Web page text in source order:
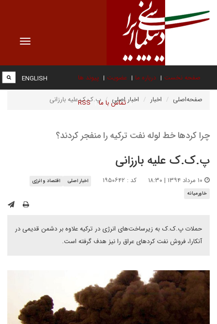
Toggle
صفحه نخست درباره ما عضویت پیوند ها
تماس با ما RSS
ENGLISH
صفحه‌اصلی اخبار اخبار اصلی پ.ک.ک علیه بارزانی
چرا کردها خط لوله نفت ترکیه را منفجر کردند؟
پ.ک.ک علیه بارزانی
کد : ۱۹۵۰۶۴۲ اخبار اصلی
اقتصاد و انرژی
خاورمیانه
حملات پ.ک.ک به زیرساخت‌های انرژی در ترکیه علاوه بر دشمن قدیمی در
آنکارا، فروش نفت کردهای عراق را نیز هدف گرفته است.